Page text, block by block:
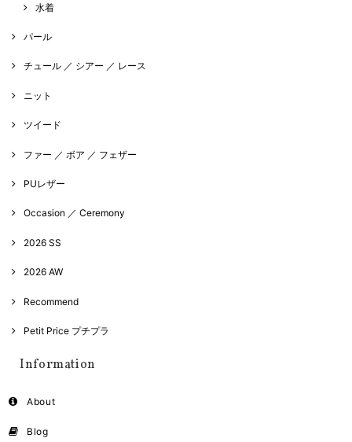
水着
パール
チュール ／ シアー ／ レース
ニット
ツイード
ファー ／ ボア ／ フェザー
PUレザー
Occasion ／ Ceremony
2026 SS
2026 AW
Recommend
Petit Price プチプラ
Information
About
Blog